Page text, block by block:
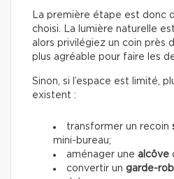
La première étape est donc
choisi. La lumière naturelle
alors privilégiez un coin près
plus agréable pour faire les
Sinon, si l’espace est limité,
existent :
transformer un recoin
mini-bureau;
aménager une alcôve
convertir un garde-